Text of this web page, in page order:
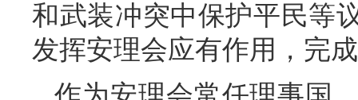
和武装冲突中保护平民等
发挥安理会应有作用，完